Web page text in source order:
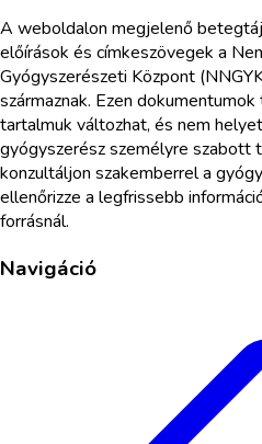
A weboldalon megjelenő
előírások és címkeszövegek a
Gyógyszerészeti Központ
származnak. Ezen
tartalmuk változhat, és nem
gyógyszerész személyre szabott
konzultáljon szakemberrel a
ellenőrizze a legfrissebb
forrásnál.
Navigáció